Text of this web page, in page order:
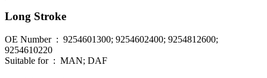
Long Stroke
OE Number : 9254601300; 9254602400; 9254812600;
9254610220
Suitable for : MAN; DAF